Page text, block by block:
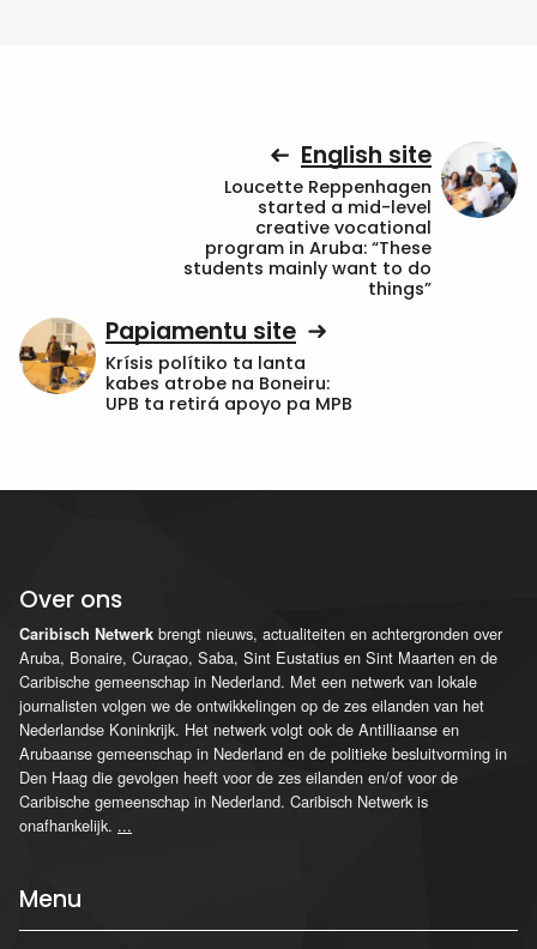
English site
Loucette Reppenhagen
started a mid-level
creative vocational
program in Aruba: “These
students mainly want to do
things”
Papiamentu site
Krísis polítiko ta lanta
kabes atrobe na Boneiru:
UPB ta retirá apoyo pa MPB
Over ons
Caribisch Netwerk brengt nieuws, actualiteiten en achtergronden over
Aruba, Bonaire, Curaçao, Saba, Sint Eustatius en Sint Maarten en de
Caribische gemeenschap in Nederland. Met een netwerk van lokale
journalisten volgen we de ontwikkelingen op de zes eilanden van het
Nederlandse Koninkrijk. Het netwerk volgt ook de Antilliaanse en
Arubaanse gemeenschap in Nederland en de politieke besluitvorming in
Den Haag die gevolgen heeft voor de zes eilanden en/of voor de
Caribische gemeenschap in Nederland. Caribisch Netwerk is
onafhankelijk. ...
Menu